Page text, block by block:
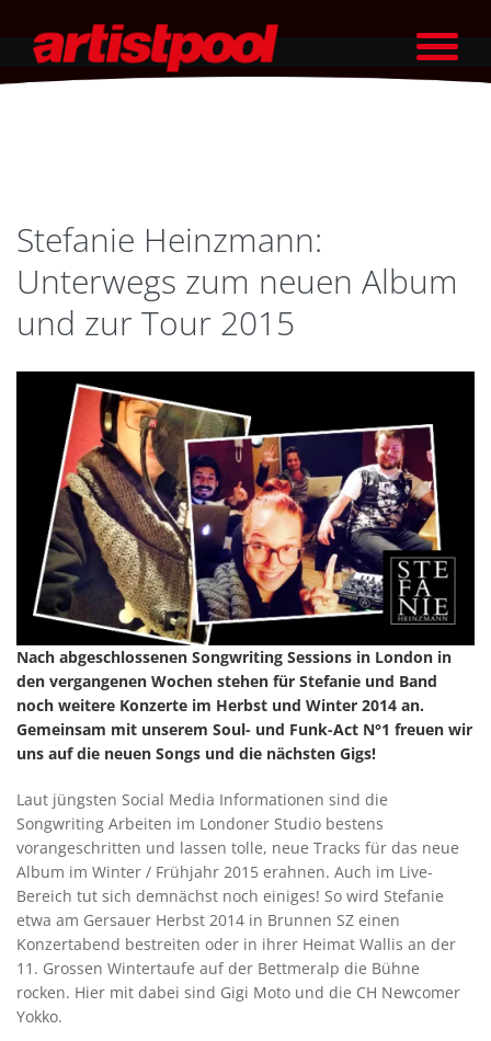
Stefanie Heinzmann:
Unterwegs zum neuen Album
und zur Tour 2015
Nach abgeschlossenen Songwriting Sessions in London in
den vergangenen Wochen stehen für Stefanie und Band
noch weitere Konzerte im Herbst und Winter 2014 an.
Gemeinsam mit unserem Soul- und Funk-Act N°1 freuen wir
uns auf die neuen Songs und die nächsten Gigs!
Laut jüngsten Social Media Informationen sind die
Songwriting Arbeiten im Londoner Studio bestens
vorangeschritten und lassen tolle, neue Tracks für das neue
Album im Winter / Frühjahr 2015 erahnen. Auch im Live-
Bereich tut sich demnächst noch einiges! So wird Stefanie
etwa am Gersauer Herbst 2014 in Brunnen SZ einen
Konzertabend bestreiten oder in ihrer Heimat Wallis an der
11. Grossen Wintertaufe auf der Bettmeralp die Bühne
rocken. Hier mit dabei sind Gigi Moto und die CH Newcomer
Yokko.